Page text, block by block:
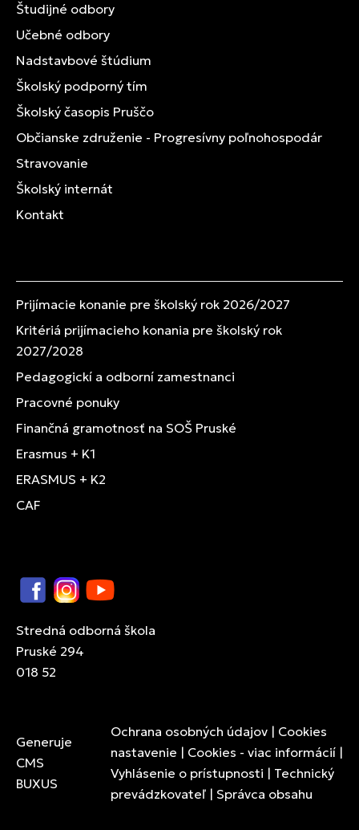
Študijné odbory
Učebné odbory
Nadstavbové štúdium
Školský podporný tím
Školský časopis Pruščo
Občianske združenie - Progresívny poľnohospodár
Stravovanie
Školský internát
Kontakt
Prijímacie konanie pre školský rok 2026/2027
Kritériá prijímacieho konania pre školský rok
2027/2028
Pedagogickí a odborní zamestnanci
Pracovné ponuky
Finančná gramotnosť na SOŠ Pruské
Erasmus + K1
ERASMUS + K2
CAF
FacebookInstagram
YouTube
Stredná odborná škola
Pruské 294
018 52
Generuje
CMS
BUXUS
Ochrana osobných údajov | Cookies
nastavenie | Cookies - viac informácií |
Vyhlásenie o prístupnosti | Technický
prevádzkovateľ | Správca obsahu